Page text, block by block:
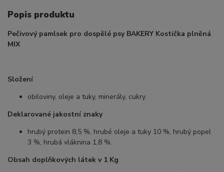
Popis produktu
Pečivový pamlsek pro dospělé psy BAKERY Kostička plněná
MIX
Složení
obiloviny, oleje a tuky, minerály, cukry.
Deklarované jakostní znaky
hrubý protein 8,5 %, hrubé oleje a tuky 10 %, hrubý popel
3 %, hrubá vláknina 1,8 %.
Obsah doplňkových látek v 1 Kg